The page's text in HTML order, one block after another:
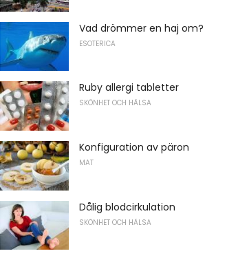
Vad drömmer en haj om?
ESOTERICA
Ruby allergi tabletter
SKÖNHET OCH HÄLSA
Konfiguration av päron
MAT
Dålig blodcirkulation
SKÖNHET OCH HÄLSA